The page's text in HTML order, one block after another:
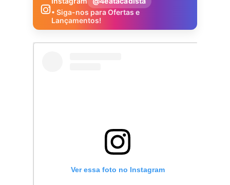
• Siga-nos para Ofertas e
Lançamentos!
Ver essa foto no Instagram